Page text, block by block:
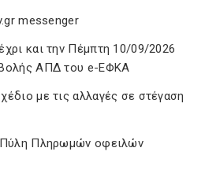
messenger
και την Πέμπτη 10/09/2026
ΑΠΔ του e-ΕΦΚΑ
με τις αλλαγές σε στέγαση
Πύλη Πληρωμών οφειλών